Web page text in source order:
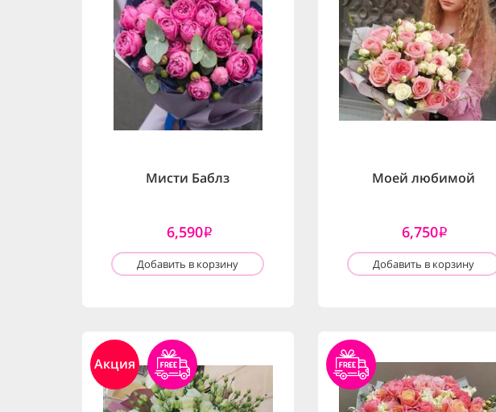
Мисти Баблз
6,590i
Добавить в корзину
Моей любимой
6,750i
Добавить в корзину
Акция